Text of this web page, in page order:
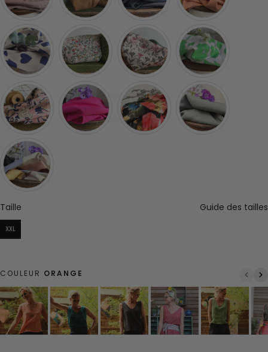
Taille
Taille Guide des tailles
XXL
COULEUR ORANGE